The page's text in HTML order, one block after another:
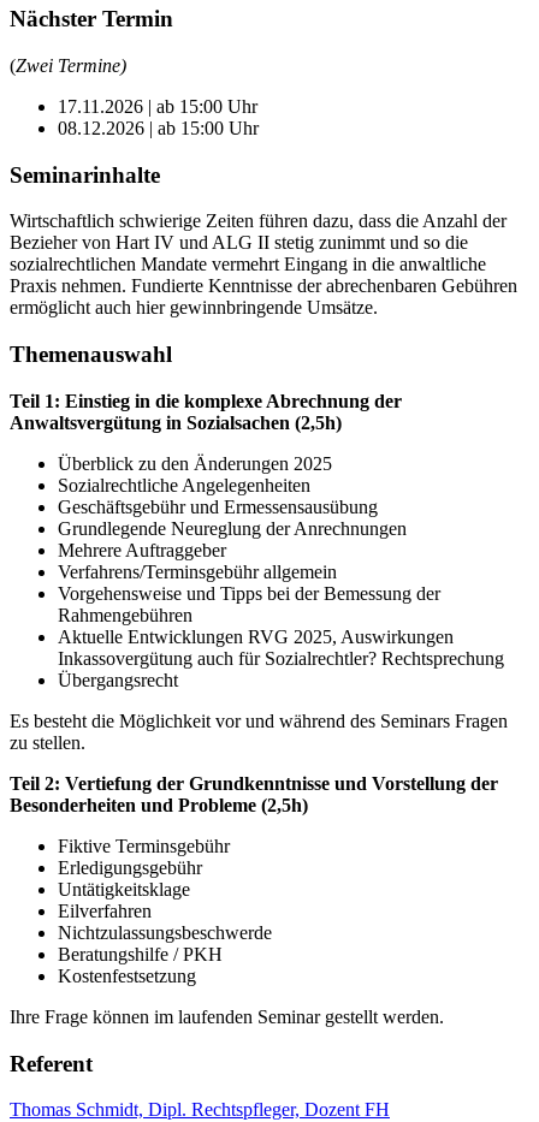
Nächster Termin
(Zwei Termine)
17.11.2026 | ab 15:00 Uhr
08.12.2026 | ab 15:00 Uhr
Seminarinhalte
Wirtschaftlich schwierige Zeiten führen dazu, dass die Anzahl der
Bezieher von Hart IV und ALG II stetig zunimmt und so die
sozialrechtlichen Mandate vermehrt Eingang in die anwaltliche
Praxis nehmen. Fundierte Kenntnisse der abrechenbaren Gebühren
ermöglicht auch hier gewinnbringende Umsätze.
Themenauswahl
Teil 1: Einstieg in die komplexe Abrechnung der
Anwaltsvergütung in Sozialsachen (2,5h)
Überblick zu den Änderungen 2025
Sozialrechtliche Angelegenheiten
Geschäftsgebühr und Ermessensausübung
Grundlegende Neureglung der Anrechnungen
Mehrere Auftraggeber
Verfahrens/Terminsgebühr allgemein
Vorgehensweise und Tipps bei der Bemessung der
Rahmengebühren
Aktuelle Entwicklungen RVG 2025, Auswirkungen
Inkassovergütung auch für Sozialrechtler? Rechtsprechung
Übergangsrecht
Es besteht die Möglichkeit vor und während des Seminars Fragen
zu stellen.
Teil 2: Vertiefung der Grundkenntnisse und Vorstellung der
Besonderheiten und Probleme (2,5h)
Fiktive Terminsgebühr
Erledigungsgebühr
Untätigkeitsklage
Eilverfahren
Nichtzulassungsbeschwerde
Beratungshilfe / PKH
Kostenfestsetzung
Ihre Frage können im laufenden Seminar gestellt werden.
Referent
Thomas Schmidt, Dipl. Rechtspfleger, Dozent FH